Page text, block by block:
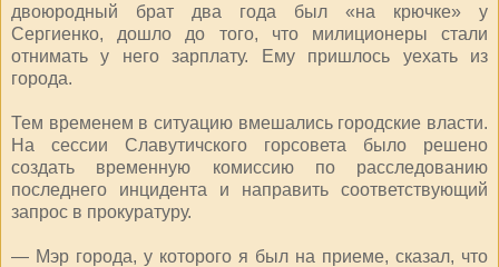
двоюродный брат два года был «на крючке» у
Сергиенко, дошло до того, что милиционеры стали
отнимать у него зарплату. Ему пришлось уехать из
города.
Тем временем в ситуацию вмешались городские власти.
На сессии Славутичского горсовета было решено
создать временную комиссию по расследованию
последнего инцидента и направить соответствующий
запрос в прокуратуру.
— Мэр города, у которого я был на приеме, сказал, что